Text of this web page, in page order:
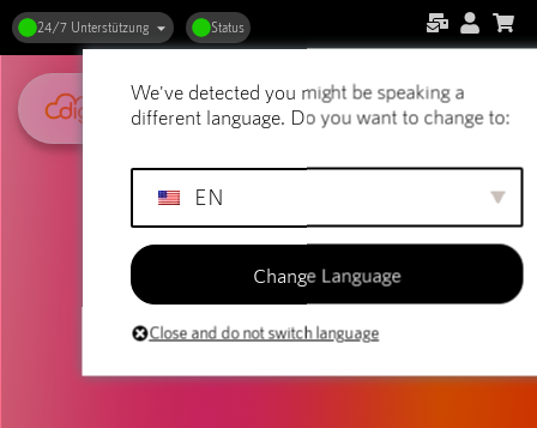
24/7 Unterstützung Status
We've detected you might be speaking a
different language. Do you want to change to:
EN
Change Language
Close and do not switch language